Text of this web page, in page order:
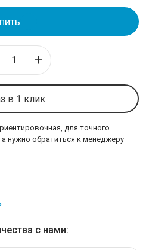
+
в 1 клик
для точного
нужно обратиться к менеджеру
с нами: